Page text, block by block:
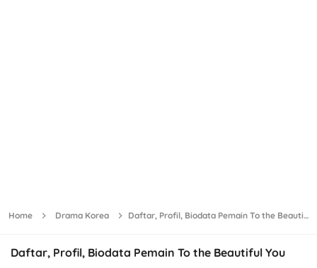
Home Drama Korea Daftar, Profil, Biodata Pemain To the Beautiful You
Daftar, Profil, Biodata Pemain To the Beautiful You